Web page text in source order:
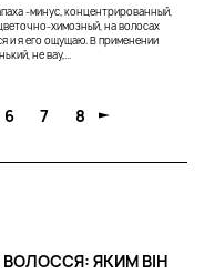
-минус, концентрированный,
химозный, на волосах
и я его ощущаю. В применении
не вау,...
6 7 8
ЯКИМ ВІН